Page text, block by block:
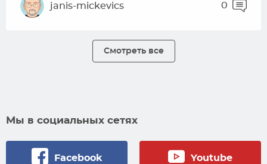
janis-mickevics 0
Смотреть все
Мы в социальных сетях
Facebook Youtube